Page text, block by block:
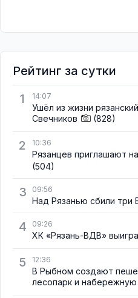
Рейтинг за сутки
1
14:07
Ушёл из жизни
Свечников
(828)
2 10:36
Рязанцев приглашают
(504)
3 09:56
Над Рязанью сбили три
4 09:26
ХК «Рязань-ВДВ»
5 12:36
В Рыбном создают
лесопарк и